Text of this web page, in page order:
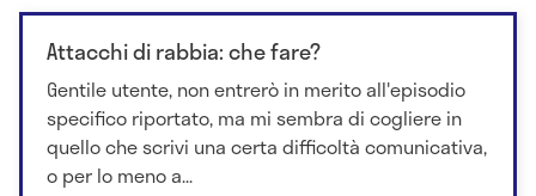
Attacchi di rabbia: che fare?
Gentile utente, non entrerò in merito all'episodio
specifico riportato, ma mi sembra di cogliere in
quello che scrivi una certa difficoltà comunicativa,
o per lo meno a...